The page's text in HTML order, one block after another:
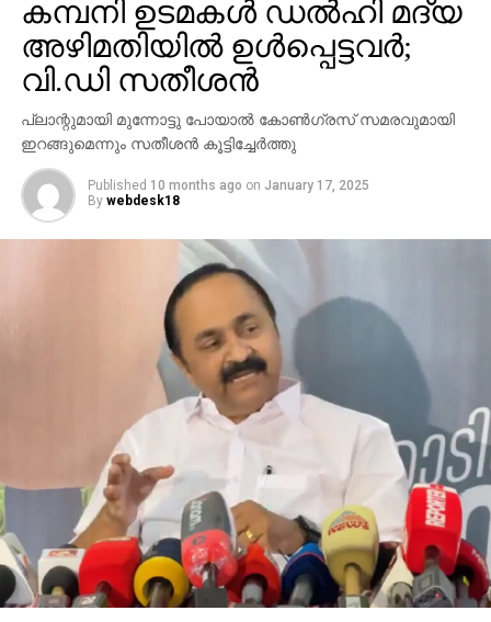
കമ്പനി ഉടമകള്‍ ഡല്‍ഹി മദ്യ
അഴിമതിയില്‍ ഉള്‍പ്പെട്ടവര്‍;
വി.ഡി സതീശന്‍
പ്ലാന്റുമായി മുന്നോട്ടു പോയാല്‍ കോണ്‍ഗ്രസ് സമരവുമായി
ഇറങ്ങുമെന്നും സതീശന്‍ കൂട്ടിച്ചേര്‍ത്തു
Published 10 months ago on January 17, 2025
By webdesk18